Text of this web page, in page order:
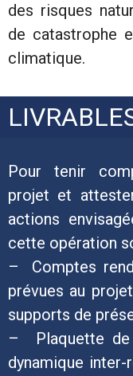
des risques
de catastrophe
climatique.
Pour tenir
projet et
actions
cette opération
– Comptes
prévues au
supports de
– Plaquette de
dynamique